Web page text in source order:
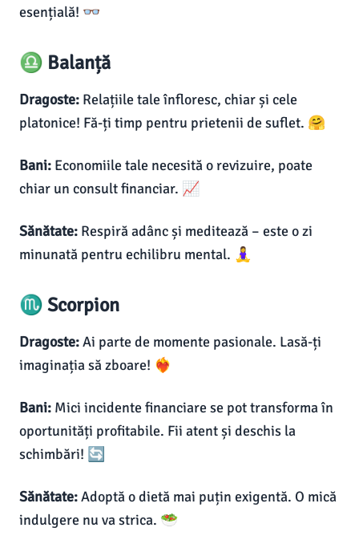
esențială! 👓
♎ Balanță
Dragoste: Relațiile tale înfloresc, chiar și cele
platonice! Fă-ți timp pentru prietenii de suflet. 🤗
Bani: Economiile tale necesită o revizuire, poate
chiar un consult financiar. 📈
Sănătate: Respiră adânc și meditează – este o zi
minunată pentru echilibru mental. 🧘‍♀️
♏ Scorpion
Dragoste:Ai parte de momente pasionale. Lasă-ți
imaginația să zboare! ❤️‍🔥
Bani: Mici incidente financiare se pot transforma în
oportunități profitabile. Fii atent și deschis la
schimbări! 🔄
Sănătate:Adoptă o dietă mai puțin exigentă. O mică
indulgere nu va strica. 🥗